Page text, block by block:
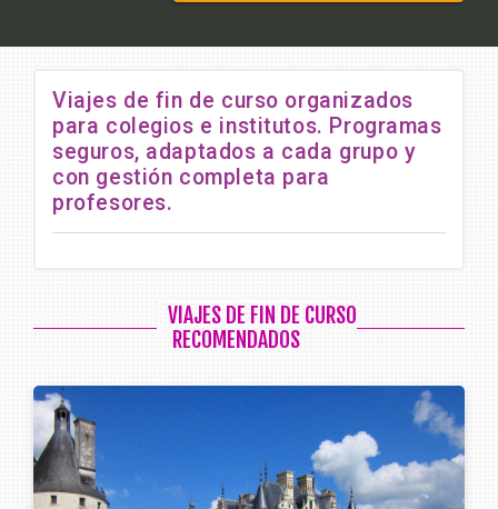
Viajes de fin de curso organizados
para colegios e institutos. Programas
seguros, adaptados a cada grupo y
con gestión completa para
profesores.
VIAJES DE FIN DE CURSO
RECOMENDADOS